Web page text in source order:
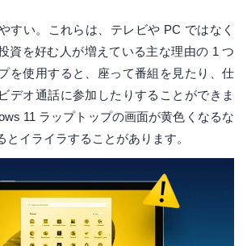
すい。これらは、テレビや PC ではなく
資を好む人が増えている主な理由の 1 つ
を使用すると、座って番組を見たり、仕
デオ通話に参加したりすることができま
11 ラップトップの画面が黄色くなるな
とイライラすることがあります。